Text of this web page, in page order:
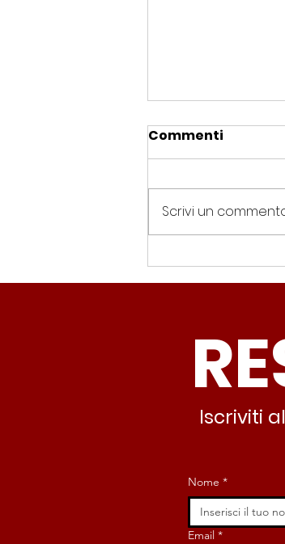
Spin Time,
solo
nessuno
Commenti
Scrivi un
Iscriviti
Nome *
Email *